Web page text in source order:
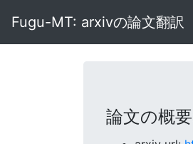
Fugu-MT: arxivの論文翻訳
論文の概